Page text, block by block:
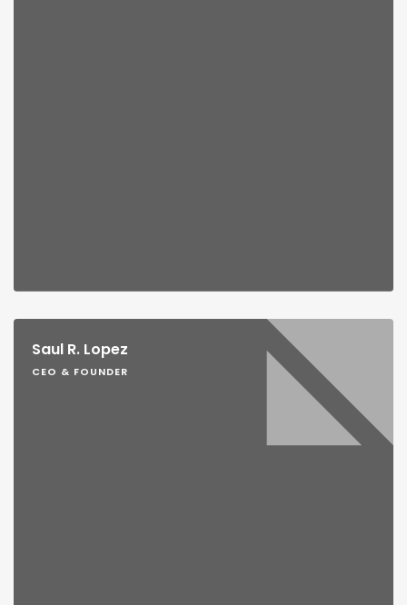
Saul R. Lopez
CEO & FOUNDER